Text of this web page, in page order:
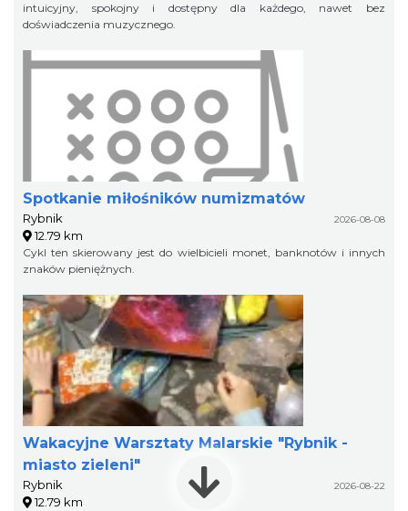
intuicyjny, spokojny i dostępny dla każdego, nawet bez
doświadczenia muzycznego.
Spotkanie miłośników numizmatów
Rybnik 2026-08-08
12.79 km
Cykl ten skierowany jest do wielbicieli monet, banknotów i innych
znaków pieniężnych.
Wakacyjne Warsztaty Malarskie "Rybnik -
miasto zieleni"
Rybnik 2026-08-22
12.79 km